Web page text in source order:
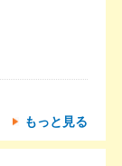
もっと見る